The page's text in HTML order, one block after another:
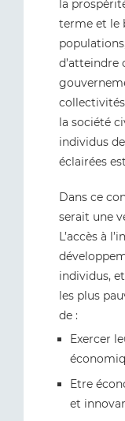
la
terme et le
d’atteindre
la société
individus
éclairées
Dans ce
serait une
L’accès à
individus,
les plus
de :
Exercer
Etre
et